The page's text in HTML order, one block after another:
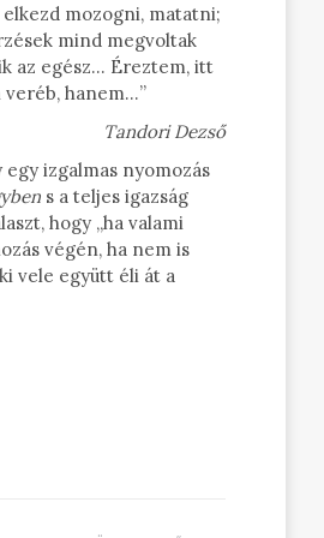
mozogni, matatni;
mind megvoltak
az egész… Éreztem, itt
veréb, hanem…”
Tandori Dezső
izgalmas nyomozás
s a teljes igazság
hogy „ha valami
végén, ha nem is
vele együtt éli át a